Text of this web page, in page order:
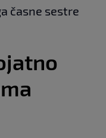
časne sestre